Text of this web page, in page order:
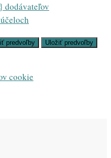
dodávateľov
predvoľby Uložiť predvoľby
cookie